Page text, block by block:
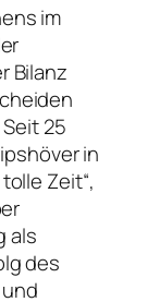
im
Bilanz
25
in
Zeit“,
als
des